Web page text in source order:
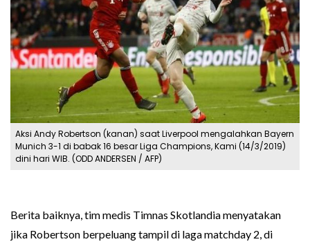
Aksi Andy Robertson (kanan) saat Liverpool mengalahkan Bayern
Munich 3-1 di babak 16 besar Liga Champions, Kami (14/3/2019)
dini hari WIB. (ODD ANDERSEN / AFP)
Berita baiknya, tim medis Timnas Skotlandia menyatakan
jika Robertson berpeluang tampil di laga matchday 2, di